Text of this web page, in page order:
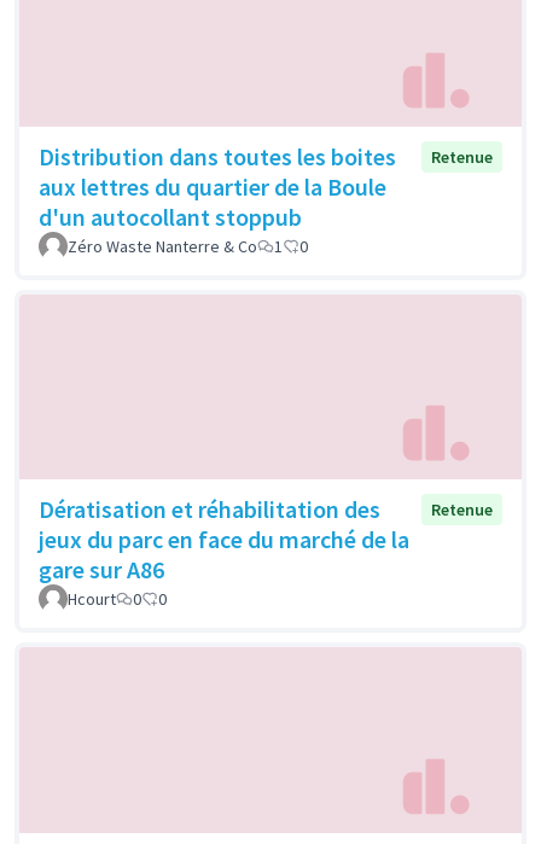
Distribution dans toutes les boites
aux lettres du quartier de la Boule
d'un autocollant stoppub
Retenue
Zéro Waste Nanterre & Co 1 0
Dératisation et réhabilitation des
jeux du parc en face du marché de la
gare sur A86
Retenue
Hcourt 0 0